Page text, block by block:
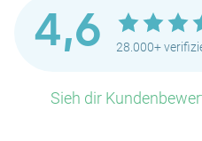
4,6 28.000+
Sieh dir